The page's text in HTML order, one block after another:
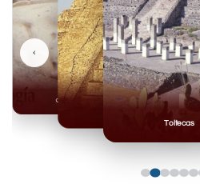
Toltecas
Olmecas
‹